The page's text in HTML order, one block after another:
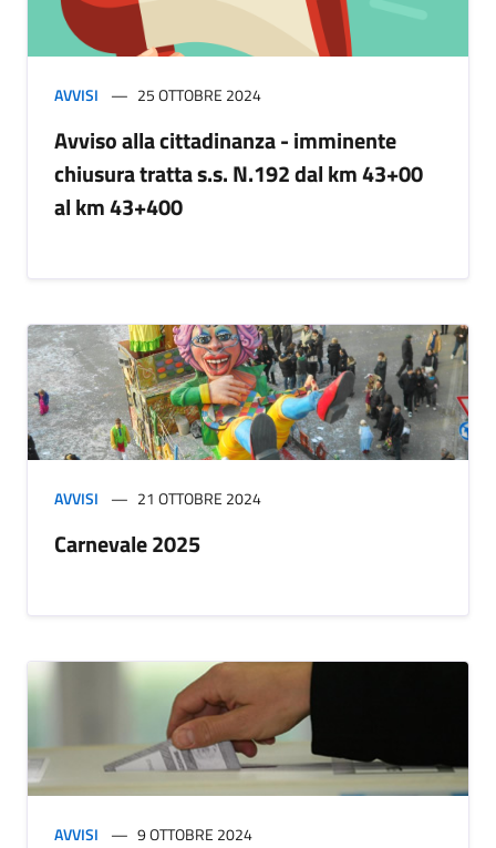
AVVISI 25 OTTOBRE 2024
Avviso alla cittadinanza - imminente
chiusura tratta s.s. N.192 dal km 43+00
al km 43+400
AVVISI 21 OTTOBRE 2024
Carnevale 2025
AVVISI 9 OTTOBRE 2024